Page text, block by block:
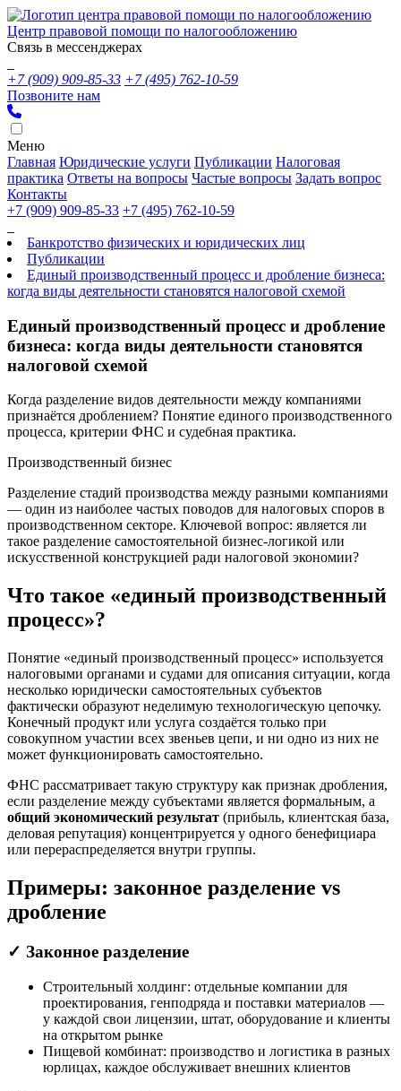
Центр правовой помощи по налогообложению
Связь в мессенджерах
+7 (909) 909-85-33 +7 (495) 762-10-59
Позвоните нам
Меню
Главная Юридические услуги Публикации Налоговая
практика Ответы на вопросы Частые вопросы Задать вопрос
Контакты
+7 (909) 909-85-33 +7 (495) 762-10-59
Банкротство физических и юридических лиц
Публикации
Единый производственный процесс и дробление бизнеса:
когда виды деятельности становятся налоговой схемой
Единый производственный процесс и дробление
бизнеса: когда виды деятельности становятся
налоговой схемой
Когда разделение видов деятельности между компаниями
признаётся дроблением? Понятие единого производственного
процесса, критерии ФНС и судебная практика.
Производственный бизнес
Разделение стадий производства между разными компаниями
— один из наиболее частых поводов для налоговых споров в
производственном секторе. Ключевой вопрос: является ли
такое разделение самостоятельной бизнес-логикой или
искусственной конструкцией ради налоговой экономии?
Что такое «единый производственный
процесс»?
Понятие «единый производственный процесс» используется
налоговыми органами и судами для описания ситуации, когда
несколько юридически самостоятельных субъектов
фактически образуют неделимую технологическую цепочку.
Конечный продукт или услуга создаётся только при
совокупном участии всех звеньев цепи, и ни одно из них не
может функционировать самостоятельно.
ФНС рассматривает такую структуру как признак дробления,
если разделение между субъектами является формальным, а
общий экономический результат (прибыль, клиентская база,
деловая репутация) концентрируется у одного бенефициара
или перераспределяется внутри группы.
Примеры: законное разделение vs
дробление
✓ Законное разделение
Строительный холдинг: отдельные компании для
проектирования, генподряда и поставки материалов —
у каждой свои лицензии, штат, оборудование и клиенты
на открытом рынке
Пищевой комбинат: производство и логистика в разных
юрлицах, каждое обслуживает внешних клиентов